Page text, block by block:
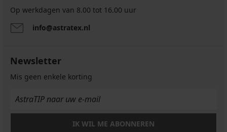
Op werkdagen van 8.00 tot 16.00 uur
info@astratex.nl
Newsletter
Mis geen enkele korting
IK WIL ME ABONNEREN